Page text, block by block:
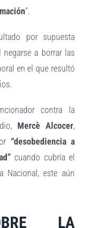
”.
por supuesta
negarse a borrar las
en el que resultó
contra la
Mercè Alcocer,
“desobediencia a
cuando cubría el
Nacional, este aún
LA